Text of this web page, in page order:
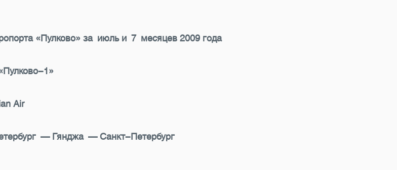
«Пулково» за июль и 7 месяцев 2009 года
1»
Air
— Гянджа — Санкт-Петербург